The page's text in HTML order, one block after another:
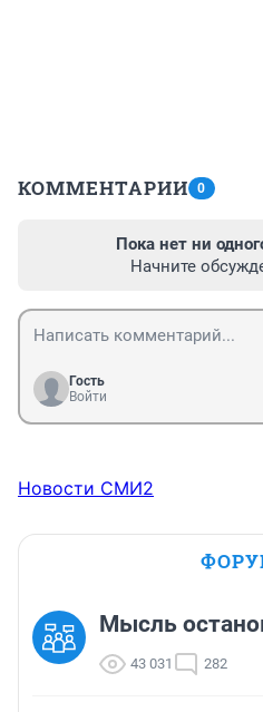
КОММЕНТАРИИ 0
Пока нет ни
Начните
Гость
Войти
Новости СМИ2
Мысль
43 031 282